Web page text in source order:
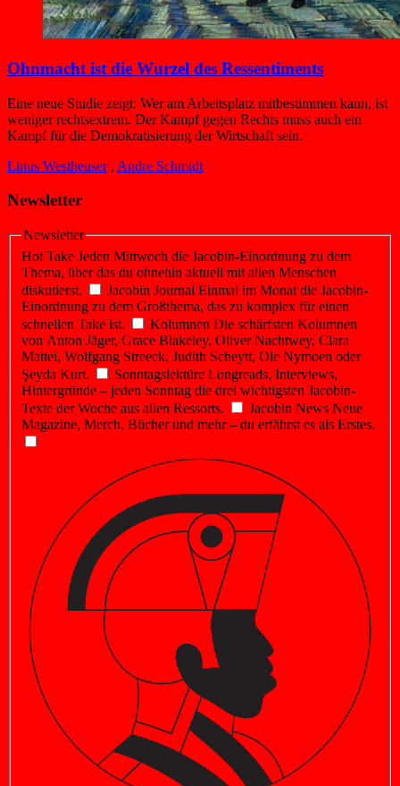
Ohnmacht ist die Wurzel des Ressentiments
Eine neue Studie zeigt: Wer am Arbeitsplatz mitbestimmen kann, ist
weniger rechtsextrem. Der Kampf gegen Rechts muss auch ein
Kampf für die Demokratisierung der Wirtschaft sein.
Linus Westheuser , Andre Schmidt
Newsletter
Newsletter
Hot Take Jeden Mittwoch die Jacobin-Einordnung zu dem
Thema, über das du ohnehin aktuell mit allen Menschen
diskutierst.
Jacobin Journal Einmal im Monat die Jacobin-
Einordnung zu dem Großthema, das zu komplex für einen
schnellen Take ist.
Kolumnen Die schärfsten Kolumnen
von Anton Jäger, Grace Blakeley, Oliver Nachtwey, Clara
Mattei, Wolfgang Streeck, Judith Scheytt, Ole Nymoen oder
Şeyda Kurt.
Sonntagslektüre Longreads, Interviews,
Hintergründe – jeden Sonntag die drei wichtigsten Jacobin-
Texte der Woche aus allen Ressorts.
Jacobin News Neue
Magazine, Merch, Bücher und mehr – du erfährst es als Erstes.